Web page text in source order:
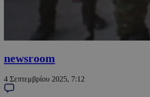
newsroom
4 Σεπτεμβρίου 2025, 7:12